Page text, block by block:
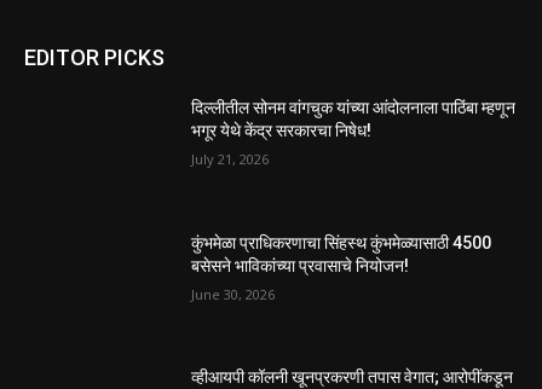
EDITOR PICKS
दिल्लीतील सोनम वांगचुक यांच्या आंदोलनाला पाठिंबा म्हणून
भगूर येथे केंद्र सरकारचा निषेध!
July 21, 2026
कुंभमेळा प्राधिकरणाचा सिंहस्थ कुंभमेळ्यासाठी 4500
बसेसने भाविकांच्या प्रवासाचे नियोजन!
June 30, 2026
व्हीआयपी कॉलनी खूनप्रकरणी तपास वेगात; आरोपींकडून